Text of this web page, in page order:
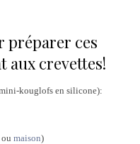
préparer ces
aux crevettes!
kouglofs en silicone):
maison)